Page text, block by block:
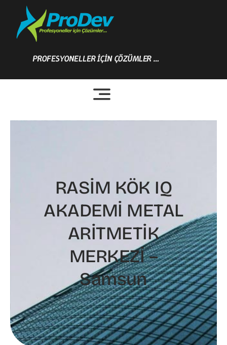
content
PROFESYONELLER İÇİN ÇÖZÜMLER …
RASİM KÖK IQ
AKADEMİ METAL
ARİTMETİK
MERKEZİ –
Samsun